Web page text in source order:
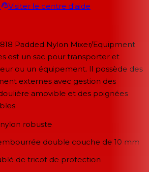
Visiter le centre d'aide
Padded Nylon Mixer/Equipment
est un sac pour transporter et
ou un équipement. Il possède des
externes avec gestion des
amovible et des poignées
robuste
double couche de 10 mm
de tricot de protection